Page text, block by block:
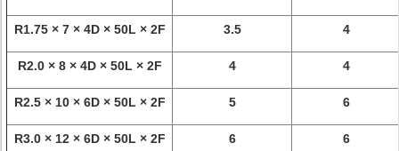
R1.75 × 7 × 4D × 50L × 2F 3.5 4
R2.0 × 8 × 4D × 50L × 2F 4 4
R2.5 × 10 × 6D × 50L × 2F 5 6
R3.0 × 12 × 6D × 50L × 2F 6 6